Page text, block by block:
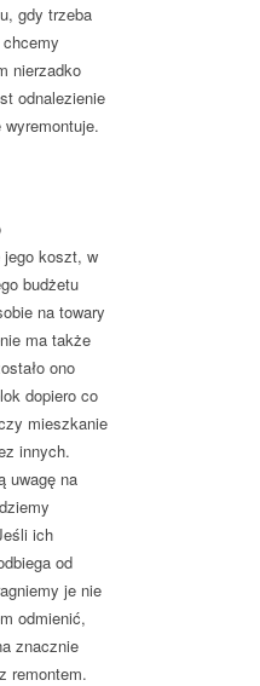
gdy trzeba
nierzadko
odnalezienie
koszt, w
budżetu
na towary
ma także
ono
dopiero co
mieszkanie
innych.
uwagę na
ich
od
je nie
odmienić,
znacznie
remontem.